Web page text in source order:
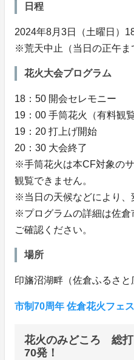
日程
2024年8月3日（土曜日）
※荒天中止（当日の正午ま
花火大会プログラム
18：50 開会セレモニー
19：00 手筒花火（有料観
19：20 打上げ開始
20：30 大会終了
※手筒花火は本CF対象の
観覧できません。
※当日の天候などにより、
※プログラムの詳細は佐倉
ご確認ください。
場所
印旛沼湖畔（佐倉ふるさと
市制70周年 佐倉花火フェ
花火のみどころ 総打
70発！